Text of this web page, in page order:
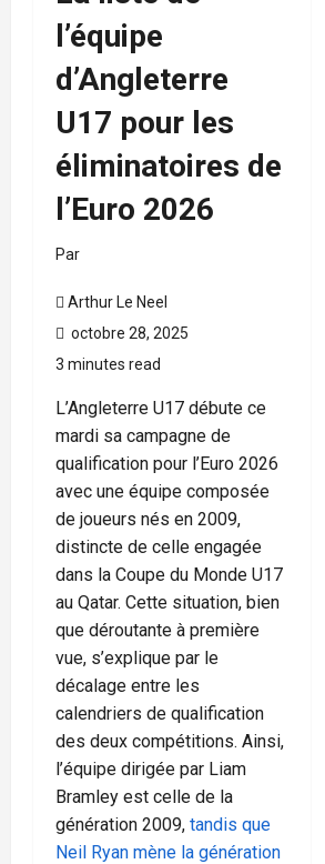
l’équipe
d’Angleterre
U17 pour les
éliminatoires de
l’Euro 2026
Par
Arthur Le Neel
octobre 28, 2025
3 minutes read
L’Angleterre U17 débute ce
mardi sa campagne de
qualification pour l’Euro 2026
avec une équipe composée
de joueurs nés en 2009,
distincte de celle engagée
dans la Coupe du Monde U17
au Qatar. Cette situation, bien
que déroutante à première
vue, s’explique par le
décalage entre les
calendriers de qualification
des deux compétitions. Ainsi,
l’équipe dirigée par Liam
Bramley est celle de la
génération 2009, tandis que
Neil Ryan mène la génération